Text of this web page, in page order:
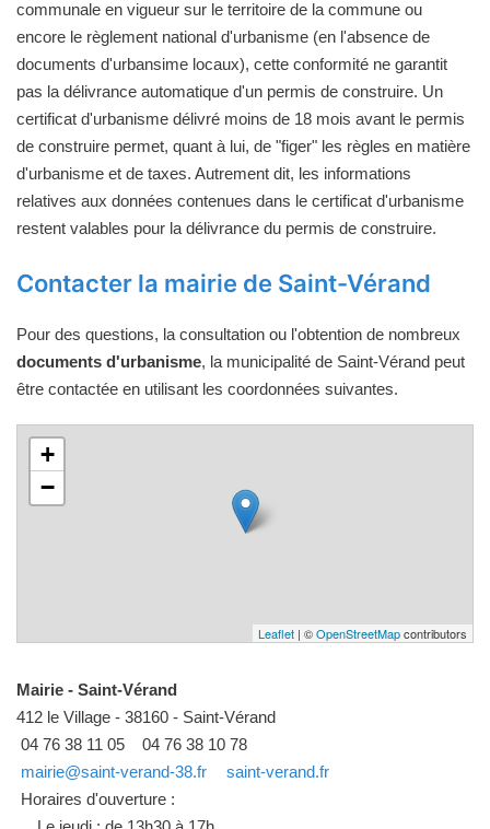
communale en vigueur sur le territoire de la commune ou
encore le règlement national d'urbanisme (en l'absence de
documents d'urbansime locaux), cette conformité ne garantit
pas la délivrance automatique d'un permis de construire. Un
certificat d'urbanisme délivré moins de 18 mois avant le permis
de construire permet, quant à lui, de "figer" les règles en matière
d'urbanisme et de taxes. Autrement dit, les informations
relatives aux données contenues dans le certificat d'urbanisme
restent valables pour la délivrance du permis de construire.
Contacter la mairie de Saint-Vérand
Pour des questions, la consultation ou l'obtention de nombreux
documents d'urbanisme, la municipalité de Saint-Vérand peut
être contactée en utilisant les coordonnées suivantes.
+
−
Leaflet | ©OpenStreetMapcontributors
Mairie - Saint-Vérand
412 le Village - 38160 - Saint-Vérand
04 76 38 11 05
04 76 38 10 78
mairie@saint-verand-38.fr
saint-verand.fr
Horaires d'ouverture :